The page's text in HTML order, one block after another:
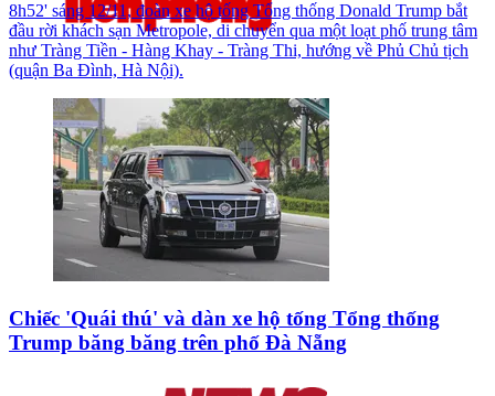
8h52' sáng 12/11, đoàn xe hộ tống Tổng thống Donald Trump bắt
đầu rời khách sạn Metropole, di chuyển qua một loạt phố trung tâm
như Tràng Tiền - Hàng Khay - Tràng Thi, hướng về Phủ Chủ tịch
(quận Ba Đình, Hà Nội).
Chiếc 'Quái thú' và dàn xe hộ tống Tổng thống
Trump băng băng trên phố Đà Nẵng